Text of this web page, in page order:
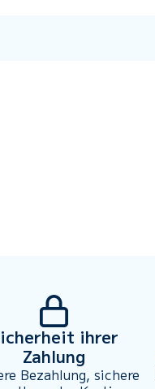
ihrer
Zahlung
Bezahlung, sichere